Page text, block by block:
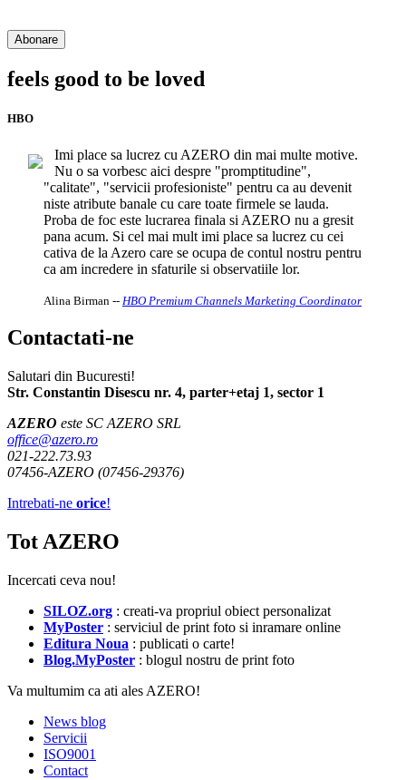
feels good to be loved
HBO
Imi place sa lucrez cu AZERO din mai multe motive.
Nu o sa vorbesc aici despre "promptitudine",
"calitate", "servicii profesioniste" pentru ca au devenit
niste atribute banale cu care toate firmele se lauda.
Proba de foc este lucrarea finala si AZERO nu a gresit
pana acum. Si cel mai mult imi place sa lucrez cu cei
cativa de la Azero care se ocupa de contul nostru pentru
ca am incredere in sfaturile si observatiile lor.
Alina Birman -- HBO Premium Channels Marketing Coordinator
Contactati-ne
Salutari din Bucuresti!
Str. Constantin Disescu nr. 4, parter+etaj 1, sector 1
AZERO este SC AZERO SRL
office@azero.ro
021-222.73.93
07456-AZERO (07456-29376)
Intrebati-ne orice!
Tot AZERO
Incercati ceva nou!
SILOZ.org : creati-va propriul obiect personalizat
MyPoster : serviciul de print foto si inramare online
Editura Noua : publicati o carte!
Blog.MyPoster : blogul nostru de print foto
Va multumim ca ati ales AZERO!
News blog
Servicii
ISO9001
Contact